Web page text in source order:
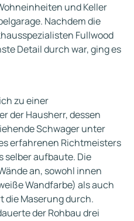
und Keller
Nachdem die
Fullwood
Detail durch war, ging es
zu einer
der Hausherr, dessen
Schwager unter
erfahrenen Richtmeisters
selber aufbaute. Die
an, sowohl innen
Wandfarbe) als auch
die Maserung durch.
der Rohbau drei